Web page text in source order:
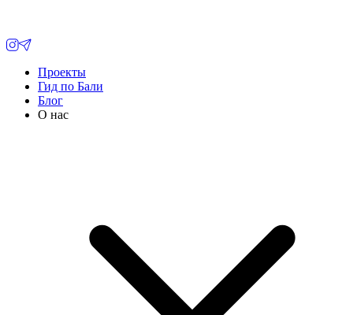
Проекты
Гид по Бали
Блог
О нас